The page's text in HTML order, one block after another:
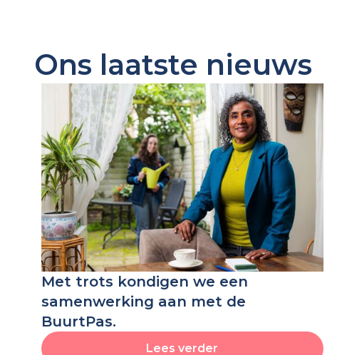
Ons laatste nieuws
Met trots kondigen we een
samenwerking aan met de
BuurtPas.
Lees verder